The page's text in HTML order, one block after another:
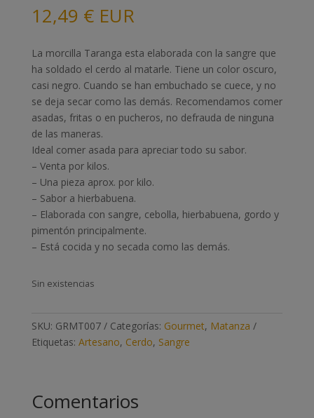
12,49 € EUR
La morcilla Taranga esta elaborada con la sangre que
ha soldado el cerdo al matarle. Tiene un color oscuro,
casi negro. Cuando se han embuchado se cuece, y no
se deja secar como las demás. Recomendamos comer
asadas, fritas o en pucheros, no defrauda de ninguna
de las maneras.
Ideal comer asada para apreciar todo su sabor.
– Venta por kilos.
– Una pieza aprox. por kilo.
– Sabor a hierbabuena.
– Elaborada con sangre, cebolla, hierbabuena, gordo y
pimentón principalmente.
– Está cocida y no secada como las demás.
Sin existencias
SKU: GRMT007 Categorías: Gourmet, Matanza
Etiquetas: Artesano, Cerdo, Sangre
Comentarios